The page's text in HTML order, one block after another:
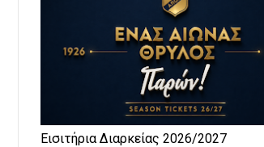
Εισιτήρια Διαρκείας 2026/2027